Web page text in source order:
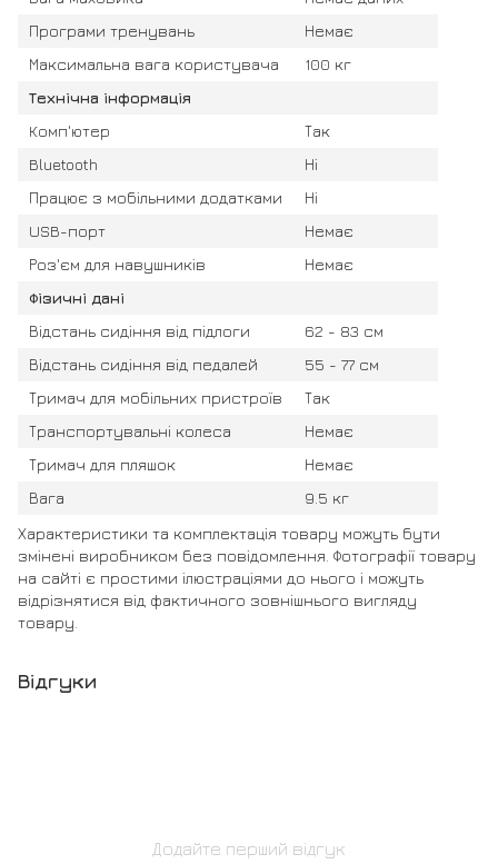
Програми тренувань
Немає
Максимальна вага користувача
100 кг
Технічна інформація
Комп'ютер
Так
Bluetooth
Ні
Працює з мобільними додатками
Ні
USB-порт
Немає
Роз'єм для навушників
Немає
Фізичні дані
Відстань сидіння від підлоги
62 - 83 см
Відстань сидіння від педалей
55 - 77 см
Тримач для мобільних пристроїв
Так
Транспортувальні колеса
Немає
Тримач для пляшок
Немає
Вага
9.5 кг
Характеристики та комплектація товару можуть бути
змінені виробником без повідомлення. Фотографії товару
на сайті є простими ілюстраціями до нього і можуть
відрізнятися від фактичного зовнішнього вигляду
товару.
Відгуки
Додайте перший відгук